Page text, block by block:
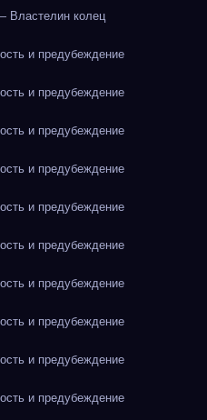
Властелин колец
и предубеждение
и предубеждение
и предубеждение
и предубеждение
и предубеждение
и предубеждение
и предубеждение
и предубеждение
и предубеждение
и предубеждение